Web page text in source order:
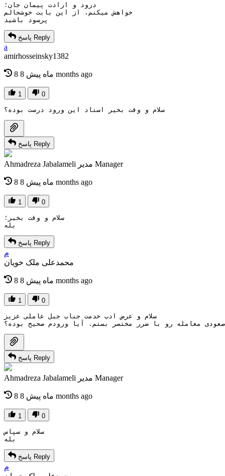
درود و ارادت پیمان جان؛
خواهش میکنم، از این بابت خوشحالم
پرسود باشید
پاسخ Reply
a
amirhosseinsky1382
8 ماه پیش 8 months ago
1 0
سلام و وقت بخیر استاد این ورود درست بوده؟
پاسخ Reply
Ahmadreza Jabalameli مدیر Manager
8 ماه پیش 8 months ago
1 0
سلام و وقت بخیر؛
بله
پاسخ Reply
م
محمدعلی ملک خویان
8 ماه پیش 8 months ago
1 0
سلام و عرض ادب خدمت جناب جبل عاملی عزیز
معامله رو با ضرر مختصر بستم. آیا ورودم صحیح بوده؟
پاسخ Reply
Ahmadreza Jabalameli مدیر Manager
8 ماه پیش 8 months ago
1 0
سلام و سپاس
بله
پاسخ Reply
م